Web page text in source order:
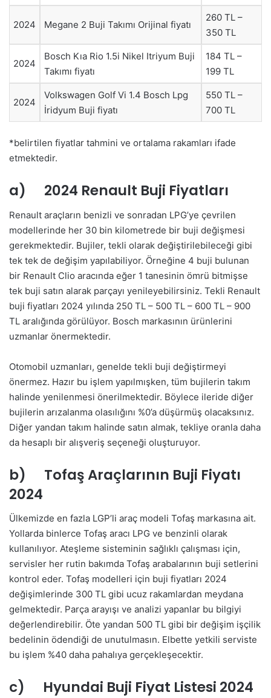
2024 Megane 2 Buji Takımı Orijinal fiyatı
260 TL –
350 TL
2024
Bosch Kıa Rio 1.5i Nikel Itriyum Buji
Takımı fiyatı
184 TL –
199 TL
2024
Volkswagen Golf Vi 1.4 Bosch Lpg
İridyum Buji fiyatı
550 TL –
700 TL
*belirtilen fiyatlar tahmini ve ortalama rakamları ifade
etmektedir.
a) 2024 Renault Buji Fiyatları
Renault araçların benizli ve sonradan LPG’ye çevrilen
modellerinde her 30 bin kilometrede bir buji değişmesi
gerekmektedir. Bujiler, tekli olarak değiştirilebileceği gibi
tek tek de değişim yapılabiliyor. Örneğine 4 buji bulunan
bir Renault Clio aracında eğer 1 tanesinin ömrü bitmişse
tek buji satın alarak parçayı yenileyebilirsiniz. Tekli Renault
buji fiyatları 2024 yılında 250 TL – 500 TL – 600 TL – 900
TL aralığında görülüyor. Bosch markasının ürünlerini
uzmanlar önermektedir.
Otomobil uzmanları, genelde tekli buji değiştirmeyi
önermez. Hazır bu işlem yapılmışken, tüm bujilerin takım
halinde yenilenmesi önerilmektedir. Böylece ileride diğer
bujilerin arızalanma olasılığını %0’a düşürmüş olacaksınız.
Diğer yandan takım halinde satın almak, tekliye oranla daha
da hesaplı bir alışveriş seçeneği oluşturuyor.
b) Tofaş Araçlarının Buji Fiyatı
2024
Ülkemizde en fazla LGP’li araç modeli Tofaş markasına ait.
Yollarda binlerce Tofaş aracı LPG ve benzinli olarak
kullanılıyor. Ateşleme sisteminin sağlıklı çalışması için,
servisler her rutin bakımda Tofaş arabalarının buji setlerini
kontrol eder. Tofaş modelleri için buji fiyatları 2024
değişimlerinde 300 TL gibi ucuz rakamlardan meydana
gelmektedir. Parça arayışı ve analizi yapanlar bu bilgiyi
değerlendirebilir. Öte yandan 500 TL gibi bir değişim işçilik
bedelinin ödendiği de unutulmasın. Elbette yetkili serviste
bu işlem %40 daha pahalıya gerçekleşecektir.
c) Hyundai Buji Fiyat Listesi 2024